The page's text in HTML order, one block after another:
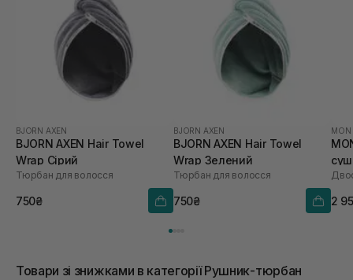
BJORN AXEN
BJORN AXEN Hair Towel
Wrap Сірий
Тюрбан для волосся
750₴
BJORN AXEN
BJORN AXEN Hair Towel
Wrap Зелений
Тюрбан для волосся
750₴
MON
2
Товари зі знижками в категорії Рушник-тюрбан